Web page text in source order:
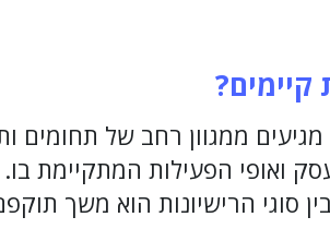
קיימים?
ממגוון רחב של תחומים
ואופי הפעילות המתקיימת
סוגי הרישיונות הוא משך